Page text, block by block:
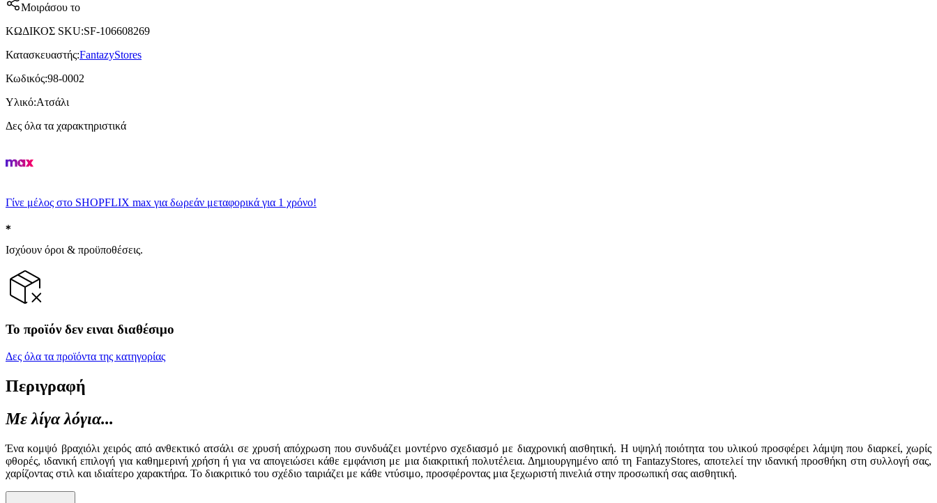
Μοιράσου το
ΚΩΔΙΚΟΣ SKU:SF-106608269
Κατασκευαστής:FantazyStores
Κωδικός:98-0002
Υλικό:Ατσάλι
Δες όλα τα χαρακτηριστικά
Γίνε μέλος στο SHOPFLIX max για δωρεάν μεταφορικά για 1 χρόνο!
Ισχύουν όροι & προϋποθέσεις.
Το προϊόν δεν ειναι διαθέσιμο
Δες όλα τα προϊόντα της κατηγορίας
Περιγραφή
Με λίγα λόγια...
Ένα κομψό βραχιόλι χειρός από ανθεκτικό ατσάλι σε χρυσή απόχρωση που συνδυάζει μοντέρνο σχεδιασμό με διαχρονική αισθητική. Η υψηλή ποιότητα του υλικού προσφέρει λάμψη που διαρκεί, χωρίς
φθορές, ιδανική επιλογή για καθημερινή χρήση ή για να απογειώσει κάθε εμφάνιση με μια διακριτική πολυτέλεια. Δημιουργημένο από τη FantazyStores, αποτελεί την ιδανική προσθήκη στη συλλογή σας,
χαρίζοντας στιλ και ιδιαίτερο χαρακτήρα. Το διακριτικό του σχέδιο ταιριάζει με κάθε ντύσιμο, προσφέροντας μια ξεχωριστή πινελιά στην προσωπική σας αισθητική.